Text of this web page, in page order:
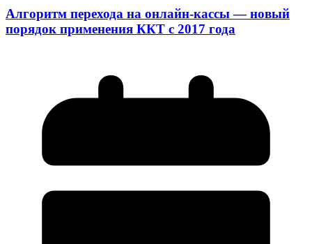
Алгоритм перехода на онлайн-кассы — новый
порядок применения ККТ с 2017 года